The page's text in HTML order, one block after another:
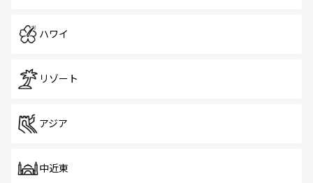
ハワイ
リゾート
アジア
中近東